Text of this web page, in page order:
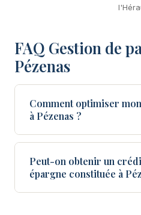
FAQ Gestion de
Pézenas
Comment optimiser
à Pézenas ?
Peut-on obtenir un
épargne constituée à